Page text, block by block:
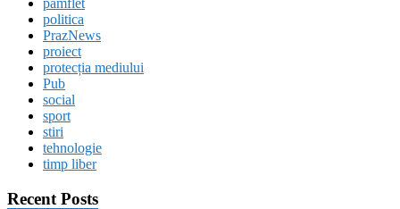
pamflet
politica
PrazNews
proiect
protecția mediului
Pub
social
sport
stiri
tehnologie
timp liber
Recent Posts